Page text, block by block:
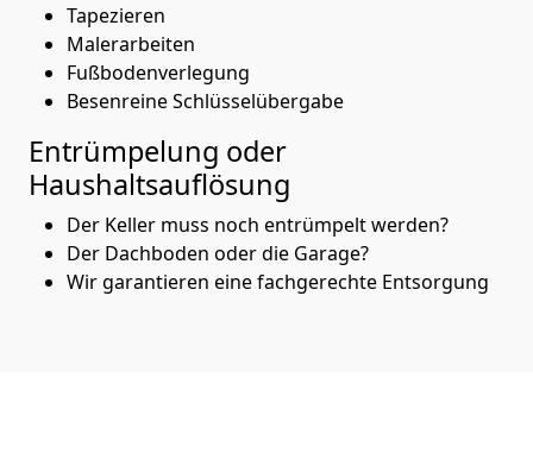
Tapezieren
Malerarbeiten
Fußbodenverlegung
Besenreine Schlüsselübergabe
Entrümpelung oder
Haushaltsauflösung
Der Keller muss noch entrümpelt werden?
Der Dachboden oder die Garage?
Wir garantieren eine fachgerechte Entsorgung